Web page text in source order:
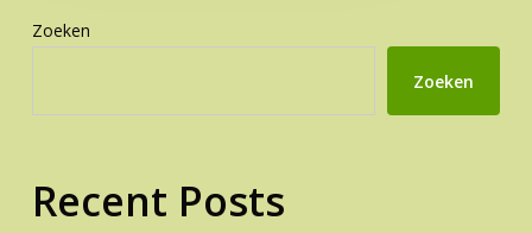
Zoeken
Zoeken
Recent Posts